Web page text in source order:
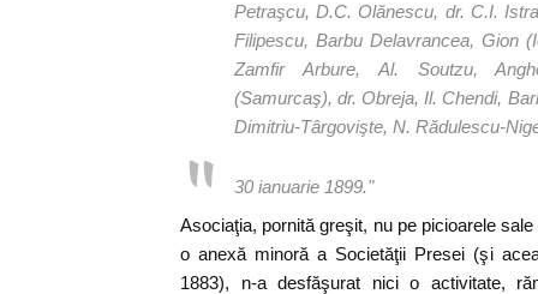
Petraşcu, D.C. Olănescu, dr. C.I.
Filipescu, Barbu Delavrancea, Gion
Zamfir Arbure, Al. Soutzu,
(Samurcaş), dr. Obreja, Il. Chendi,
Dimitriu-Târgovişte, N. Rădulescu-
30 ianuarie 1899."
Asociaţia, pornită greşit, nu pe picioarele
o anexă minoră a Societăţii Presei (şi
1883), n-a desfăşurat nici o activitate,